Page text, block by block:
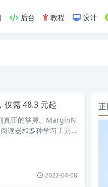
后台 教程 设计
需 48.3 元起
真正的掌握。MarginN
读器和多种学习工具
2022-04-08